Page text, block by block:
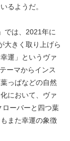
るようだ。
では、2021年に
大きく取り上げら
運」というヴァ
ーマからインス
っぱなどの自然
において、ヴァ
ローバーと四つ葉
また幸運の象徴